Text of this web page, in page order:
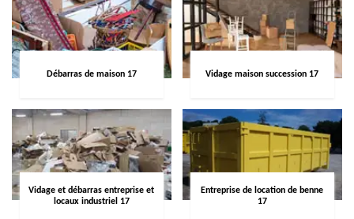
Débarras de maison 17 Vidage maison succession 17
Vidage et débarras entreprise et
locaux industriel 17
Entreprise de location de benne
17